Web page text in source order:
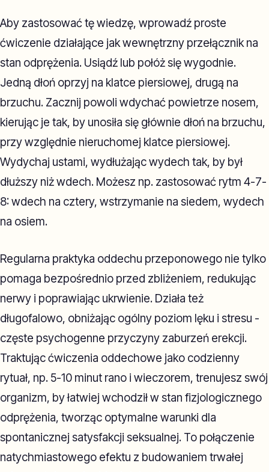
Aby zastosować tę wiedzę, wprowadź proste
ćwiczenie działające jak wewnętrzny przełącznik na
stan odprężenia. Usiądź lub połóż się wygodnie.
Jedną dłoń oprzyj na klatce piersiowej, drugą na
brzuchu. Zacznij powoli wdychać powietrze nosem,
kierując je tak, by unosiła się głównie dłoń na brzuchu,
przy względnie nieruchomej klatce piersiowej.
Wydychaj ustami, wydłużając wydech tak, by był
dłuższy niż wdech. Możesz np. zastosować rytm 4-7-
8: wdech na cztery, wstrzymanie na siedem, wydech
na osiem.
Regularna praktyka oddechu przeponowego nie tylko
pomaga bezpośrednio przed zbliżeniem, redukując
nerwy i poprawiając ukrwienie. Działa też
długofalowo, obniżając ogólny poziom lęku i stresu -
częste psychogenne przyczyny zaburzeń erekcji.
Traktując ćwiczenia oddechowe jako codzienny
rytuał, np. 5-10 minut rano i wieczorem, trenujesz swój
organizm, by łatwiej wchodził w stan fizjologicznego
odprężenia, tworząc optymalne warunki dla
spontanicznej satysfakcji seksualnej. To połączenie
natychmiastowego efektu z budowaniem trwałej